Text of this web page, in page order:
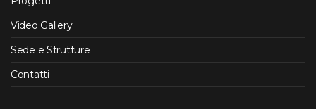
Video Gallery
Sede e Strutture
Contatti